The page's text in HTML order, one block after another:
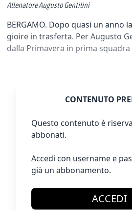
Allenatore Augusto Gentilini
BERGAMO. Dopo quasi un anno
gioire in trasferta. Per Augusto
dalla Primavera in prima
CONTENUTO
Questo contenuto è
abbonati.
Accedi con username e
già un abbonamento.
ACCEDI